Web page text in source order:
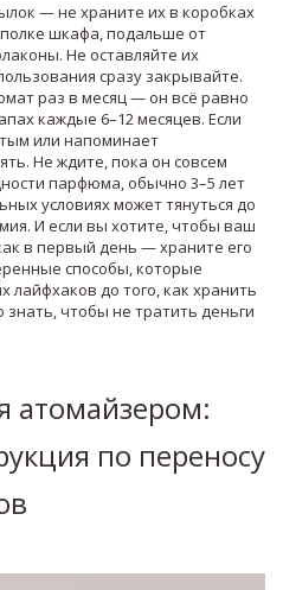
— не храните их в коробках
шкафа, подальше от
Не оставляйте их
сразу закрывайте.
раз в месяц — он всё равно
каждые 6–12 месяцев. Если
или напоминает
Не ждите, пока он совсем
парфюма, обычно 3–5 лет
условиях может тянуться до
И если вы хотите, чтобы ваш
в первый день — храните его
способы, которые
до того, как хранить
чтобы не тратить деньги
атомайзером:
по переносу